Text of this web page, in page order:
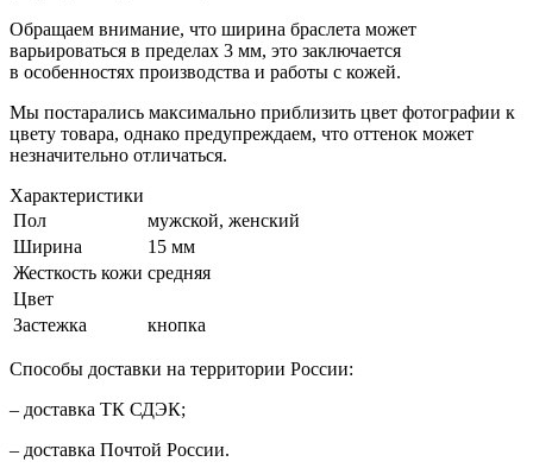
Обращаем внимание, что ширина браслета может
варьироваться в пределах 3 мм, это заключается
в особенностях производства и работы с кожей.
Мы постарались максимально приблизить цвет фотографии к
цвету товара, однако предупреждаем, что оттенок может
незначительно отличаться.
Характеристики
Пол
мужской, женский
Ширина
15 мм
Жесткость кожи средняя
Цвет
Застежка
кнопка
Способы доставки на территории России:
– доставка ТК СДЭК;
– доставка Почтой России.